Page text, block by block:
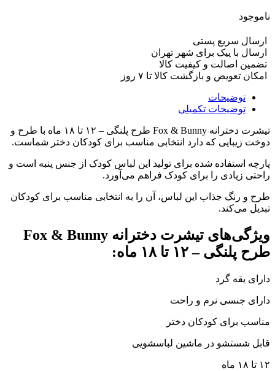
ناموجود
ارسال سریع پستی
ارسال با پیک برای شهر تهران
تضمین اصالت و کیفیت کالا
امکان تعویض و بازگشت کالا تا ۷ روز
توضیحات
توضیحات تکمیلی
تیشرت دخترانه Fox & Bunny طرح پلنگی – ۱۲ تا ۱۸ ماه با طرح و
دوخت زیبایی که دارد انتخابی مناسب برای کودکان دختر شماست.
پارچه استفاده شده برای تولید این لباس کودک از جنس پنبه است و
راحتی زیادی را برای کودک فراهم می‌آورد.
طرح و رنگ جذاب این لباس، آن را به انتخابی مناسب برای کودکان
تبدیل می‌کند.
ویژگی‌های تیشرت دخترانه Fox & Bunny
طرح پلنگی – ۱۲ تا ۱۸ ماه:
دارای یقه گرد
دارای جنسی نرم و راحت
مناسب برای کودکان دختر
قابل شستشو در ماشین لباسشویی
۱۲ تا ۱۸ ماه